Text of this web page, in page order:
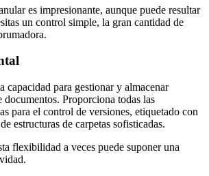
es impresionante, aunque puede resultar
un control simple, la gran cantidad de
capacidad para gestionar y almacenar
documentos. Proporciona todas las
para el control de versiones, etiquetado con
estructuras de carpetas sofisticadas.
flexibilidad a veces puede suponer una